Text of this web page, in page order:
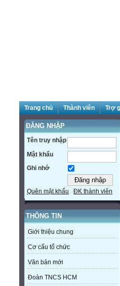
Trang chủ Thành viên Trợ
ĐĂNG NHẬP
Tên truy nhập
Mật khẩu
Ghi nhớ
Quên mật khẩu ĐK thành viên
THÔNG TIN
Giới thiệu chung
Cơ cấu tổ chức
Văn bản mới
Đoàn TNCS HCM